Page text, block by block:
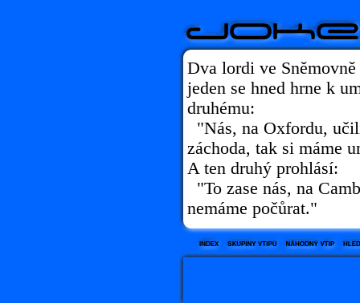
Dva lordi ve
jeden se hned hrne k
druhému:
"Nás, na Oxfordu,
záchoda, tak si máme
A ten druhý prohlásí:
"To zase nás, na
nemáme počůrat."